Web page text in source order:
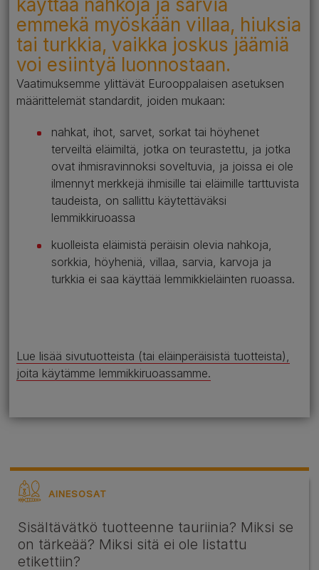
käyttää nahkoja ja sarvia
emmekä myöskään villaa, hiuksia
tai turkkia, vaikka joskus jäämiä
voi esiintyä luonnostaan.
Vaatimuksemme ylittävät Eurooppalaisen asetuksen
määrittelemät standardit, joiden mukaan:
nahkat, ihot, sarvet, sorkat tai höyhenet
terveiltä eläimiltä, jotka on teurastettu, ja jotka
ovat ihmisravinnoksi soveltuvia, ja joissa ei ole
ilmennyt merkkejä ihmisille tai eläimille tarttuvista
taudeista, on sallittu käytettäväksi
lemmikkiruoassa
kuolleista eläimistä peräisin olevia nahkoja,
sorkkia, höyheniä, villaa, sarvia, karvoja ja
turkkia ei saa käyttää lemmikkieläinten ruoassa.
Lue lisää sivutuotteista (tai eläinperäisistä tuotteista),
joita käytämme lemmikkiruoassamme.
AINESOSAT
Sisältävätkö tuotteenne tauriinia? Miksi se
on tärkeää? Miksi sitä ei ole listattu
etikettiin?